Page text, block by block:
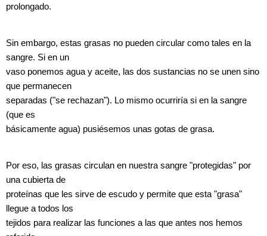
prolongado.
Sin embargo, estas grasas no pueden circular como tales en la
sangre. Si en un
vaso ponemos agua y aceite, las dos sustancias no se unen sino
que permanecen
separadas ("se rechazan"). Lo mismo ocurriría si en la sangre
(que es
básicamente agua) pusiésemos unas gotas de grasa.
Por eso, las grasas circulan en nuestra sangre "protegidas" por
una cubierta de
proteínas que les sirve de escudo y permite que esta "grasa"
llegue a todos los
tejidos para realizar las funciones a las que antes nos hemos